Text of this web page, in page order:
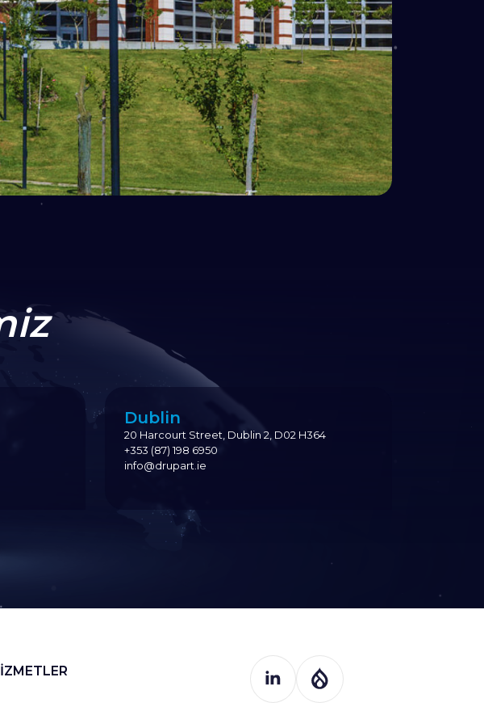
Dublin
20 Harcourt Street, Dublin 2, D02 H364
+353 (87) 198 6950
info@drupart.ie